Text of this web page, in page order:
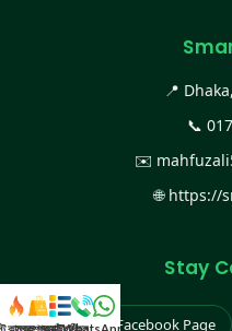
📍
📞
✉️
🌐 https://
Stay
Facebook Page